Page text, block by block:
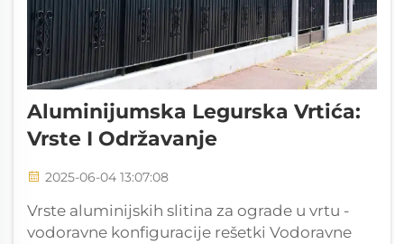
Aluminijumska Legurska Vrtića:
Vrste I Održavanje
2025-06-04 13:07:08
Vrste aluminijskih slitina za ograde u vrtu -
vodoravne konfiguracije rešetki Vodoravne